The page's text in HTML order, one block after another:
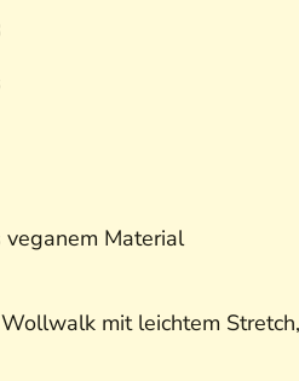
Material
mit leichtem